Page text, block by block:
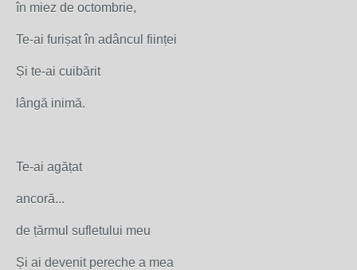
în miez de octombrie,
Te-ai furișat în adâncul ființei
Și te-ai cuibărit
lângă inimă.
Te-ai agățat
ancoră...
de țărmul sufletului meu
Și ai devenit pereche a mea